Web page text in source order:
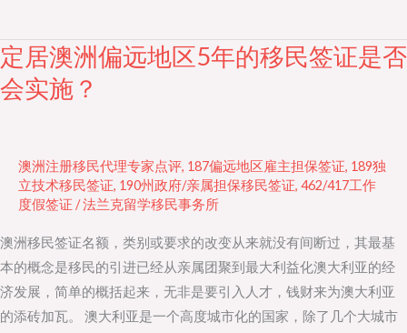
定居澳洲偏远地区5年的移民签证是否
会实施？
澳洲注册移民代理专家点评, 187偏远地区雇主担保签证, 189独
立技术移民签证, 190州政府/亲属担保移民签证, 462/417工作
度假签证 /法兰克留学移民事务所
澳洲移民签证名额，类别或要求的改变从来就没有间断过，其最基
本的概念是移民的引进已经从亲属团聚到最大利益化澳大利亚的经
济发展，简单的概括起来，无非是要引入人才，钱财来为澳大利亚
的添砖加瓦。 澳大利亚是一个高度城市化的国家，除了几个大城市
定
居
澳
5
年
的
移